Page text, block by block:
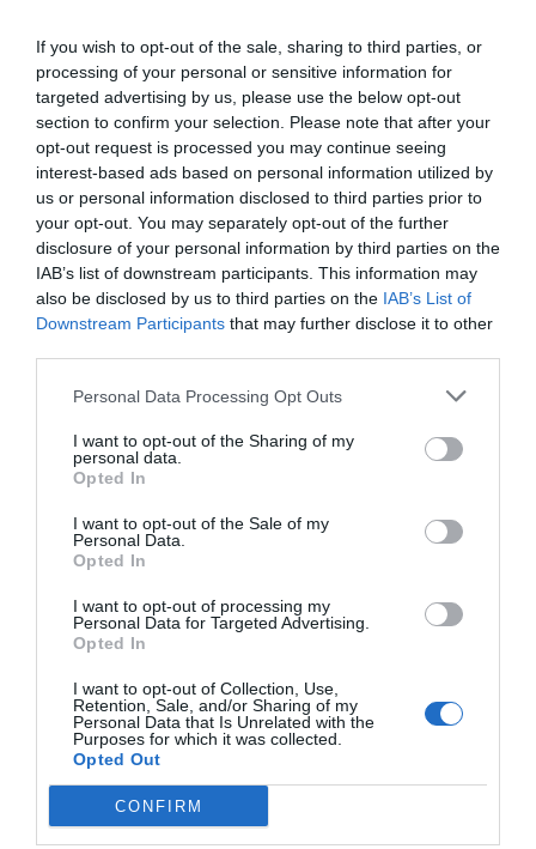
If you wish to opt-out of the sale, sharing to third parties, or
processing of your personal or sensitive information for
targeted advertising by us, please use the below opt-out
section to confirm your selection. Please note that after your
opt-out request is processed you may continue seeing
interest-based ads based on personal information utilized by
us or personal information disclosed to third parties prior to
your opt-out. You may separately opt-out of the further
disclosure of your personal information by third parties on the
IAB’s list of downstream participants. This information may
also be disclosed by us to third parties on the IAB’s List of
Downstream Participants that may further disclose it to other
Personal Data Processing Opt Outs
I want to opt-out of the Sharing of my
personal data.
Opted In
I want to opt-out of the Sale of my
Personal Data.
Opted In
I want to opt-out of processing my
Personal Data for Targeted Advertising.
Opted In
I want to opt-out of Collection, Use,
Retention, Sale, and/or Sharing of my
Personal Data that Is Unrelated with the
Purposes for which it was collected.
Opted Out
CONFIRM
MAG24.GR: Ακόμη
μια παράσταση για
“Το Μεγάλο μας
Τσίρκο” του
ΔΗΠΕΘΕ Ρούμελης
μετά την μεγάλη
επιτυχία του!
6 Φεβρουαρίου 2024 Bydipethe
MAG24.GR: «Το
μεγάλο μας
Τσίρκο»: Είδαμε το
εμβληματικό έργο
του Ιάκωβου
Καμπανέλλη από
την Ερασιτεχνική
Σκηνή του
Δη.Πε.Θε. Ρούμελης
6 Φεβρουαρίου 2024 Bydipethe
Lamiareport: «Το
μεγάλο μας
Τσίρκο» του
Ιάκωβου
Καμπανέλλη από